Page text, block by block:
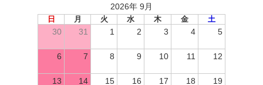
2026年 9月
日 月 火 水 木 金 土
30 31 1 2 3 4 5
6 7 8 9 10 11 12
13 14 15 16 17 18 19